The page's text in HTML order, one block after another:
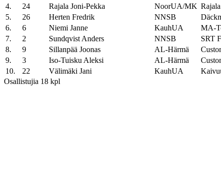
4.
24 Rajala Joni-Pekka NoorUA/MK
5.
26 Herten Fredrik NNSB
6.
6 Niemi Janne KauhUA
MA-
7.
2 Sundqvist Anders NNSB
SRT
8.
9 Sillanpää Joonas AL-Härmä
9.
3 Iso-Tuisku Aleksi AL-Härmä
10.
22 Välimäki Jani KauhUA
Osallistujia 18 kpl